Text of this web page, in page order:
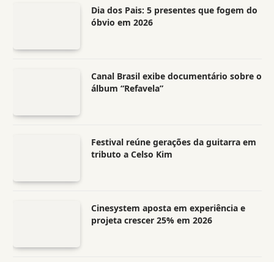
Dia dos Pais: 5 presentes que fogem do
óbvio em 2026
Canal Brasil exibe documentário sobre o
álbum “Refavela”
Festival reúne gerações da guitarra em
tributo a Celso Kim
Cinesystem aposta em experiência e
projeta crescer 25% em 2026